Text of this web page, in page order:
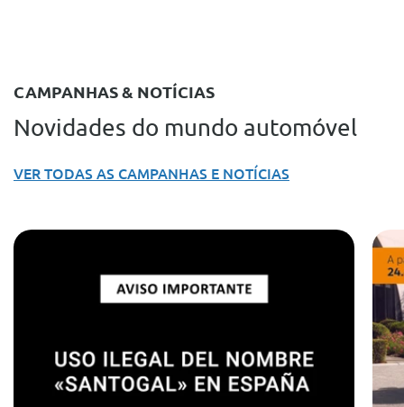
CAMPANHAS & NOTÍCIAS
Novidades do mundo automóvel
VER TODAS AS CAMPANHAS E NOTÍCIAS